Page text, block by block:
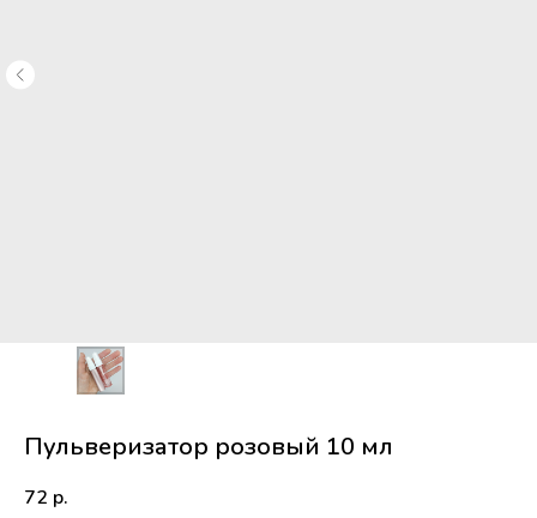
Пульверизатор розовый 10 мл
72 р.